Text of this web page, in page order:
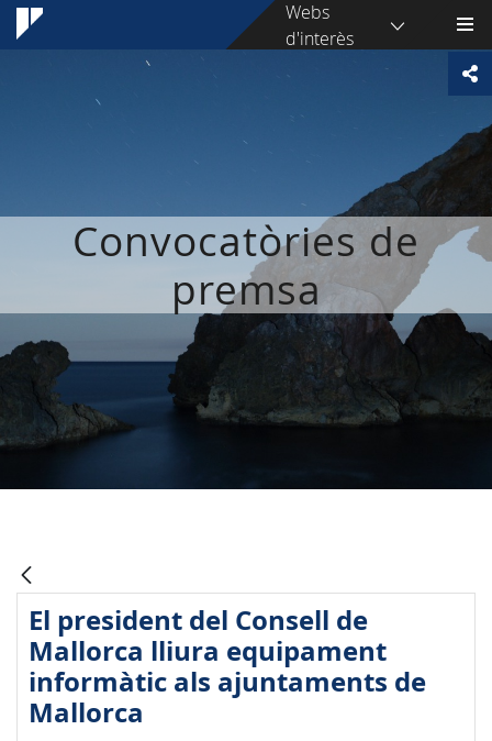
Webs
d'interès
Convocatòries de
premsa
El president del Consell de
Mallorca lliura equipament
informàtic als ajuntaments de
Mallorca